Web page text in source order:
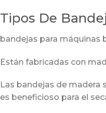
Tipos De
bandejas para máquinas
Están fabricadas con
Las bandejas de madera
es beneficioso para el